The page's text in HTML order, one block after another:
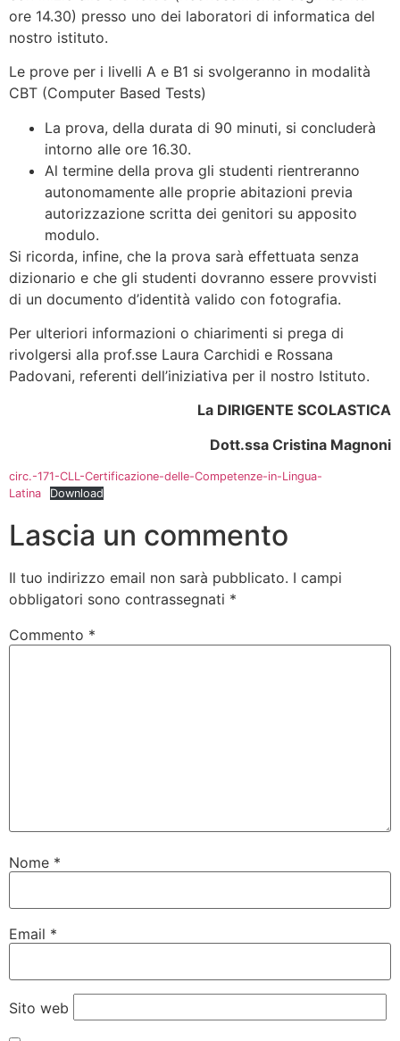
ore 14.30) presso uno dei laboratori di informatica del
nostro istituto.
Le prove per i livelli A e B1 si svolgeranno in modalità
CBT (Computer Based Tests)
La prova, della durata di 90 minuti, si concluderà
intorno alle ore 16.30.
Al termine della prova gli studenti rientreranno
autonomamente alle proprie abitazioni previa
autorizzazione scritta dei genitori su apposito
modulo.
Si ricorda, infine, che la prova sarà effettuata senza
dizionario e che gli studenti dovranno essere provvisti
di un documento d’identità valido con fotografia.
Per ulteriori informazioni o chiarimenti si prega di
rivolgersi alla prof.sse Laura Carchidi e Rossana
Padovani, referenti dell’iniziativa per il nostro Istituto.
La DIRIGENTE SCOLASTICA
Dott.ssa Cristina Magnoni
circ.-171-CLL-Certificazione-delle-Competenze-in-Lingua-
Latina
Download
Lascia un commento
Il tuo indirizzo email non sarà pubblicato. I campi
obbligatori sono contrassegnati *
Commento *
Nome *
Email *
Sito web